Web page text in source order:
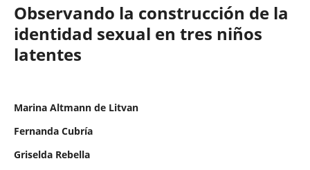
Observando la construcción de la
identidad sexual en tres niños
latentes
Marina Altmann de Litvan
Fernanda Cubría
Griselda Rebella